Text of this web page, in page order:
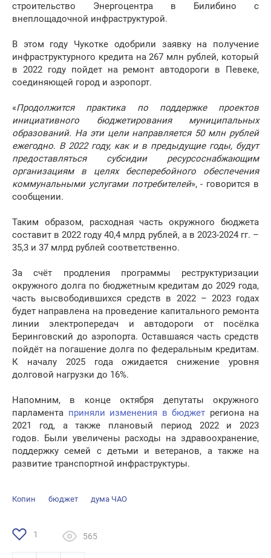
строительство Энергоцентра в Билибино с
внеплощадочной инфраструктурой.
В этом году Чукотке одобрили заявку на получение
инфраструктурного кредита на 267 млн рублей, который
в 2022 году пойдет на ремонт автодороги в Певеке,
соединяющей город и аэропорт.
«Продолжится практика по поддержке проектов
инициативного бюджетирования муниципальных
образований. На эти цели направляется 50 млн рублей
ежегодно. В 2022 году, как и в предыдущие годы, будут
предоставляться субсидии ресурсоснабжающим
организациям в целях бесперебойного обеспечения
коммунальными услугами потребителей», - говорится в
сообщении.
Таким образом, расходная часть окружного бюджета
составит в 2022 году 40,4 млрд рублей, а в 2023-2024 гг. –
35,3 и 37 млрд рублей соответственно.
За счёт продления программы реструктуризации
окружного долга по бюджетным кредитам до 2029 года,
часть высвободившихся средств в 2022 – 2023 годах
будет направлена на проведение капитального ремонта
линии электропередач и автодороги от посёлка
Беринговский до аэропорта. Оставшаяся часть средств
пойдёт на погашение долга по федеральным кредитам.
К началу 2025 года ожидается снижение уровня
долговой нагрузки до 16%.
Напомним, в конце октября депутаты окружного
парламента приняли изменения в бюджет региона на
2021 год, а также плановый период 2022 и 2023
годов. Были увеличены расходы на здравоохранение,
поддержку семей с детьми и ветеранов, а также на
развитие транспортной инфраструктуры.
Копин бюджет дума ЧАО
1 565